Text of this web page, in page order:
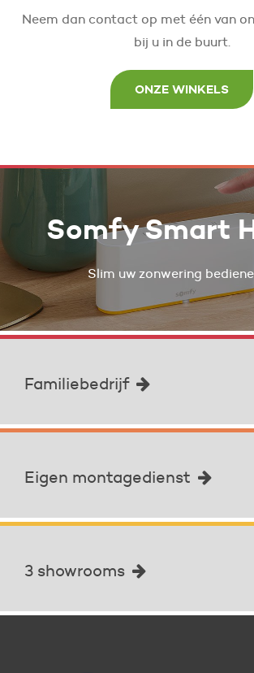
Neem dan contact op met één van
bij u in de buurt.
ONZE WINKELS
Somfy Smart
Slim uw zonwering
Familiebedrijf
Eigen montagedienst
3 showrooms